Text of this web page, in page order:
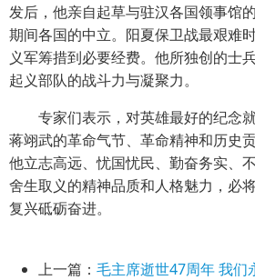
发后，他亲自起草与驻汉各国领事馆
期间各国的中立。阳夏保卫战最艰难
义军筹措到必要经费。他所独创的士
起义部队的战斗力与凝聚力。
专家们表示，对英雄最好的纪念就
蒋翊武的革命气节、革命精神和历史
他立志高远、忧国忧民、勤奋务实、
舍生取义的精神品质和人格魅力，必
复兴砥砺奋进。
上一篇： 毛主席逝世47周年 我们